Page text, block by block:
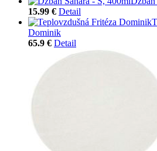
15.99 € Detail
Dominik
65.9 € Detail